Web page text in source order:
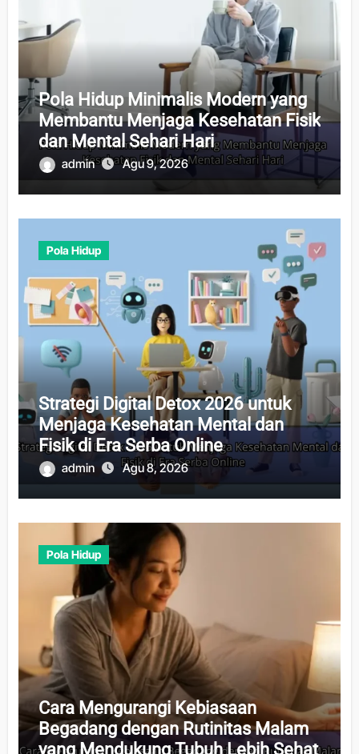
Pola Hidup Minimalis Modern yang
Membantu Menjaga Kesehatan Fisik
dan Mental Sehari Hari
admin Agu 9, 2026
Pola Hidup
Strategi Digital Detox 2026 untuk
Menjaga Kesehatan Mental dan
Fisik di Era Serba Online
admin Agu 8, 2026
Pola Hidup
Cara Mengurangi Kebiasaan
Begadang dengan Rutinitas Malam
yang Mendukung Tubuh Lebih Sehat